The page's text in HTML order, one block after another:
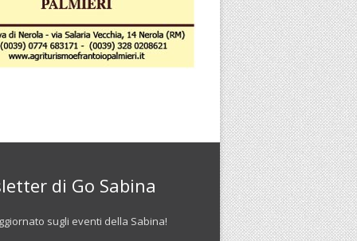
di Go Sabina
sugli eventi della Sabina!